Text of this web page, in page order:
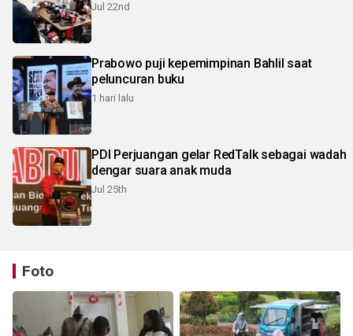
Jul 22nd
Prabowo puji kepemimpinan Bahlil saat
peluncuran buku
1 hari lalu
PDI Perjuangan gelar RedTalk sebagai wadah
dengar suara anak muda
Jul 25th
Foto